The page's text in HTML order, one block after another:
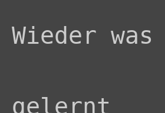
Wieder was
gelernt